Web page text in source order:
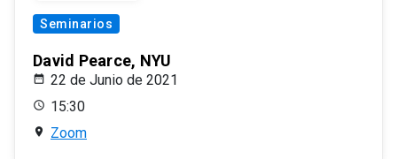
Seminarios
David Pearce, NYU
22 de Junio de 2021
15:30
Zoom